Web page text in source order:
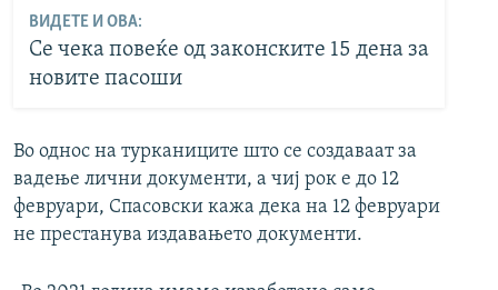
ВИДЕТЕ И ОВА:
Се чека повеќе од законските 15 дена за
новите пасоши
Во однос на турканиците што се создаваат за
вадење лични документи, а чиј рок е до 12
февруари, Спасовски кажа дека на 12 февруари
не престанува издавањето документи.